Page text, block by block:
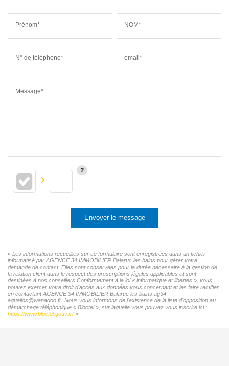
Prénom* NOM*
N° de téléphone* email*
Message*
Envoyer le message
« Les informations recueillies sur ce formulaire sont enregistrées dans un fichier
informatisé par AGENCE 34 IMMOBILIER Balaruc les bains pour gérer votre
demande de contact. Elles sont conservées pour la durée nécessaire à la gestion de
la relation client dans le respect des prescriptions légales applicables et sont
destinées à nos conseillers Conformément à la loi « informatique et libertés », vous
pouvez exercer votre droit d'accès aux données vous concernant et les faire rectifier
en contactant AGENCE 34 IMMOBILIER Balaruc les bains ag34-
aqualios@wanadoo.fr. Nous vous informons de l'existence de la liste d'opposition au
démarchage téléphonique « Bloctel », sur laquelle vous pouvez vous inscrire ici :
https://www.bloctel.gouv.fr/»